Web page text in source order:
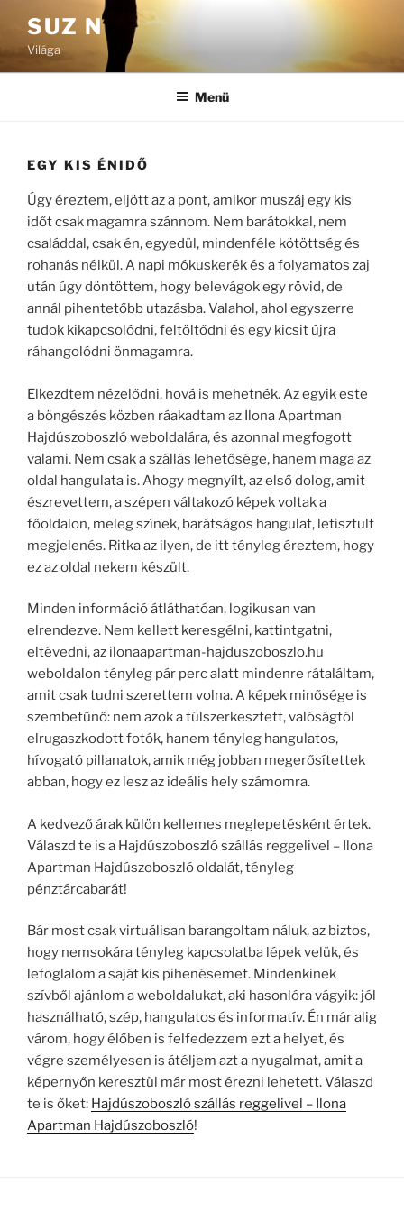
SUZ N
Világa
Menü
EGY KIS ÉNIDŐ
Úgy éreztem, eljött az a pont, amikor muszáj egy kis
időt csak magamra szánnom. Nem barátokkal, nem
családdal, csak én, egyedül, mindenféle kötöttség és
rohanás nélkül. A napi mókuskerék és a folyamatos zaj
után úgy döntöttem, hogy belevágok egy rövid, de
annál pihentetőbb utazásba. Valahol, ahol egyszerre
tudok kikapcsolódni, feltöltődni és egy kicsit újra
ráhangolódni önmagamra.
Elkezdtem nézelődni, hová is mehetnék. Az egyik este
a böngészés közben ráakadtam az Ilona Apartman
Hajdúszoboszló weboldalára, és azonnal megfogott
valami. Nem csak a szállás lehetősége, hanem maga az
oldal hangulata is. Ahogy megnyílt, az első dolog, amit
észrevettem, a szépen váltakozó képek voltak a
főoldalon, meleg színek, barátságos hangulat, letisztult
megjelenés. Ritka az ilyen, de itt tényleg éreztem, hogy
ez az oldal nekem készült.
Minden információ átláthatóan, logikusan van
elrendezve. Nem kellett keresgélni, kattintgatni,
eltévedni, az ilonaapartman-hajduszoboszlo.hu
weboldalon tényleg pár perc alatt mindenre rátaláltam,
amit csak tudni szerettem volna. A képek minősége is
szembetűnő: nem azok a túlszerkesztett, valóságtól
elrugaszkodott fotók, hanem tényleg hangulatos,
hívogató pillanatok, amik még jobban megerősítettek
abban, hogy ez lesz az ideális hely számomra.
A kedvező árak külön kellemes meglepetésként értek.
Válaszd te is a Hajdúszoboszló szállás reggelivel – Ilona
Apartman Hajdúszoboszló oldalát, tényleg
pénztárcabarát!
Bár most csak virtuálisan barangoltam náluk, az biztos,
hogy nemsokára tényleg kapcsolatba lépek velük, és
lefoglalom a saját kis pihenésemet. Mindenkinek
szívből ajánlom a weboldalukat, aki hasonlóra vágyik: jól
használható, szép, hangulatos és informatív. Én már alig
várom, hogy élőben is felfedezzem ezt a helyet, és
végre személyesen is átéljem azt a nyugalmat, amit a
képernyőn keresztül már most érezni lehetett. Válaszd
te is őket: Hajdúszoboszló szállás reggelivel – Ilona
Apartman Hajdúszoboszló!